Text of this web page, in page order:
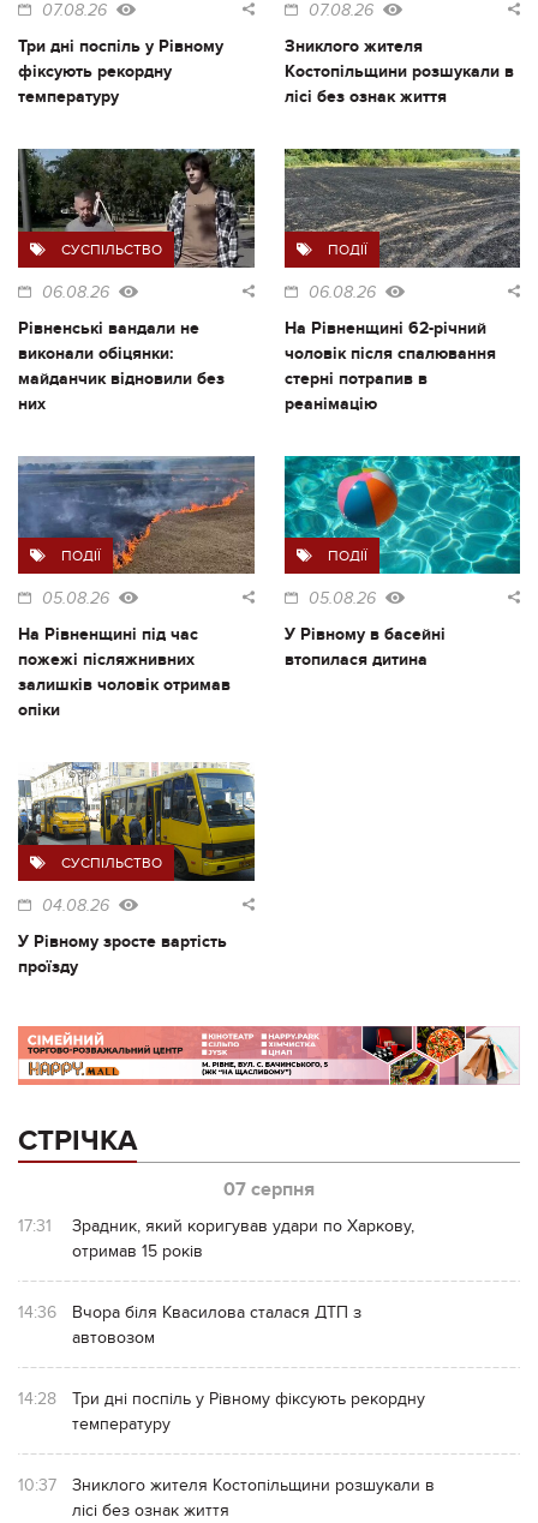
07.08.26
Три дні поспіль у Рівному
фіксують рекордну
температуру
07.08.26
Зниклого жителя
Костопільщини розшукали в
лісі без ознак життя
СУСПІЛЬСТВО
06.08.26
Рівненські вандали не
виконали обіцянки:
майданчик відновили без
них
ПОДІЇ
06.08.26
На Рівненщині 62-річний
чоловік після спалювання
стерні потрапив в
реанімацію
ПОДІЇ
05.08.26
На Рівненщині під час
пожежі післяжнивних
залишків чоловік отримав
опіки
ПОДІЇ
05.08.26
У Рівному в басейні
втопилася дитина
СУСПІЛЬСТВО
04.08.26
У Рівному зросте вартість
проїзду
СТРІЧКА
07 серпня
17:31
Зрадник, який коригував удари по Харкову,
отримав 15 років
14:36
Вчора біля Квасилова сталася ДТП з
автовозом
14:28
Три дні поспіль у Рівному фіксують рекордну
температуру
10:37
Зниклого жителя Костопільщини розшукали в
лісі без ознак життя